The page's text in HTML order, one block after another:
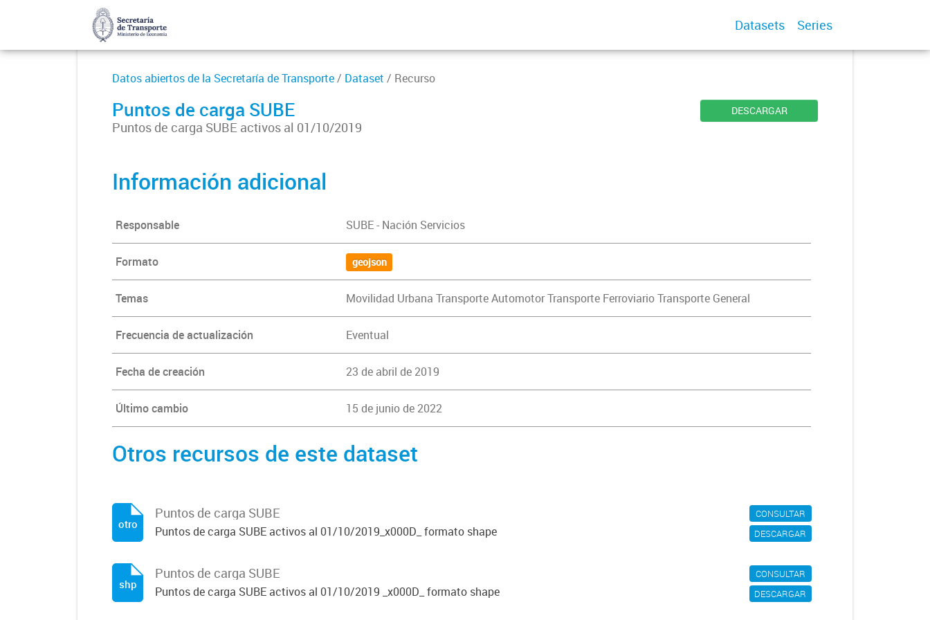
Datasets Series
Datos abiertos de la Secretaría de Transporte/ Dataset / Recurso
Puntos de carga SUBE
Puntos de carga SUBE activos al 01/10/2019
DESCARGAR
Información adicional
Responsable SUBE - Nación Servicios
Formato geojson
Temas Movilidad Urbana Transporte Automotor Transporte Ferroviario Transporte General
Frecuencia de actualización Eventual
Fecha de creación 23 de abril de 2019
Último cambio 15 de junio de 2022
Otros recursos de este dataset
CONSULTAR
DESCARGAR
Puntos de carga SUBE
Puntos de carga SUBE activos al 01/10/2019_x000D_ formato shape
otro
CONSULTAR
DESCARGAR
Puntos de carga SUBE
Puntos de carga SUBE activos al 01/10/2019 _x000D_ formato shape
shp